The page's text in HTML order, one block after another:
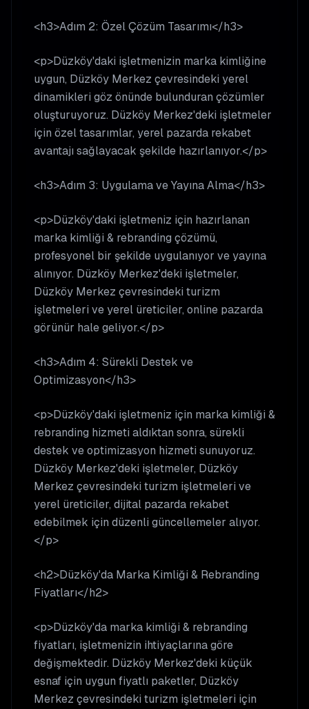
<h3>Adım 2: Özel Çözüm Tasarımı</h3>
<p>Düzköy'daki işletmenizin marka kimliğine
uygun, Düzköy Merkez çevresindeki yerel
dinamikleri göz önünde bulunduran çözümler
oluşturuyoruz. Düzköy Merkez'deki işletmeler
için özel tasarımlar, yerel pazarda rekabet
avantajı sağlayacak şekilde hazırlanıyor.</p>
<h3>Adım 3: Uygulama ve Yayına Alma</h3>
<p>Düzköy'daki işletmeniz için hazırlanan
marka kimliği & rebranding çözümü,
profesyonel bir şekilde uygulanıyor ve yayına
alınıyor. Düzköy Merkez'deki işletmeler,
Düzköy Merkez çevresindeki turizm
işletmeleri ve yerel üreticiler, online pazarda
görünür hale geliyor.</p>
<h3>Adım 4: Sürekli Destek ve
Optimizasyon</h3>
<p>Düzköy'daki işletmeniz için marka kimliği &
rebranding hizmeti aldıktan sonra, sürekli
destek ve optimizasyon hizmeti sunuyoruz.
Düzköy Merkez'deki işletmeler, Düzköy
Merkez çevresindeki turizm işletmeleri ve
yerel üreticiler, dijital pazarda rekabet
edebilmek için düzenli güncellemeler alıyor.
</p>
<h2>Düzköy'da Marka Kimliği & Rebranding
Fiyatları</h2>
<p>Düzköy'da marka kimliği & rebranding
fiyatları, işletmenizin ihtiyaçlarına göre
değişmektedir. Düzköy Merkez'deki küçük
esnaf için uygun fiyatlı paketler, Düzköy
Merkez çevresindeki turizm işletmeleri için